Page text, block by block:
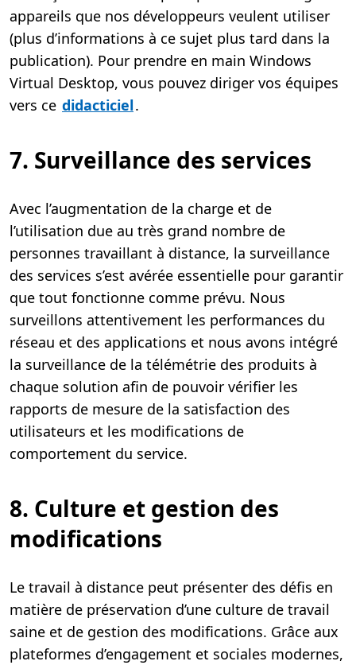
appareils que nos développeurs veulent utiliser
(plus d’informations à ce sujet plus tard dans la
publication). Pour prendre en main Windows
Virtual Desktop, vous pouvez diriger vos équipes
vers ce didacticiel.
7. Surveillance des services
Avec l’augmentation de la charge et de
l’utilisation due au très grand nombre de
personnes travaillant à distance, la surveillance
des services s’est avérée essentielle pour garantir
que tout fonctionne comme prévu. Nous
surveillons attentivement les performances du
réseau et des applications et nous avons intégré
la surveillance de la télémétrie des produits à
chaque solution afin de pouvoir vérifier les
rapports de mesure de la satisfaction des
utilisateurs et les modifications de
comportement du service.
8. Culture et gestion des
modifications
Le travail à distance peut présenter des défis en
matière de préservation d’une culture de travail
saine et de gestion des modifications. Grâce aux
plateformes d’engagement et sociales modernes,